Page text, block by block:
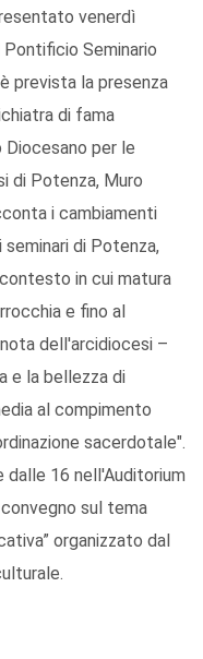
venerdì
Seminario
prevista la presenza
di fama
Diocesano per le
di Potenza, Muro
i cambiamenti
di Potenza,
in cui matura
e fino al
dell'arcidiocesi –
e la bellezza di
al compimento
sacerdotale".
dalle 16 nell'Auditorium
sul tema
organizzato dal